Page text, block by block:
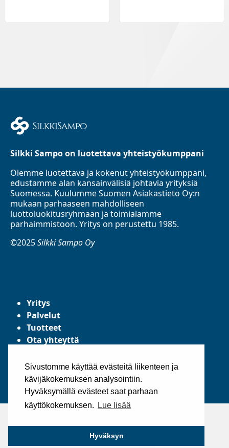
Sivustomme käyttää evästeitä liikenteen ja
kävijäkokemuksen analysointiin.
Hyväksymällä evästeet saat parhaan
käyttökokemuksen.
Lue lisää
Hyväksyn
Silkki Sampo on luotettava yhteistyökumppani
Olemme luotettava ja kokenut yhteistyökumppani,
edustamme alan kansainvälisiä johtavia yrityksiä
Suomessa. Kuulumme Suomen Asiakastieto Oy:n
mukaan parhaaseen mahdolliseen
luottoluokitusryhmään ja toimialamme
parhaimmistoon. Yritys on perustettu 1985.
©2025Silkki Sampo Oy
Yritys
Palvelut
Tuotteet
Ota yhteyttä
Yleiset toimitusehdot